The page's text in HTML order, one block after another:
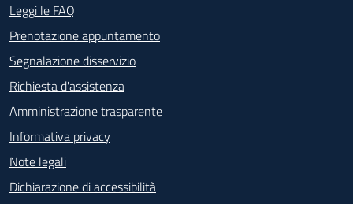
Footer - Contatti
Leggi le FAQ
Prenotazione appuntamento
Segnalazione disservizio
Richiesta d'assistenza
Amministrazione trasparente
Informativa privacy
Note legali
Dichiarazione di accessibilità